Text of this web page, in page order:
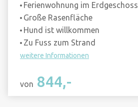
Ferienwohnung im Erdgeschoss
Große Rasenfläche
Hund ist willkommen
Zu Fuss zum Strand
weitere Informationen
von 844,-